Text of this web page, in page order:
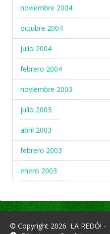
noviembre 2004
octubre 2004
julio 2004
febrero 2004
noviembre 2003
julio 2003
abril 2003
febrero 2003
enero 2003
© Copyright 2026 LA REDÓ! -